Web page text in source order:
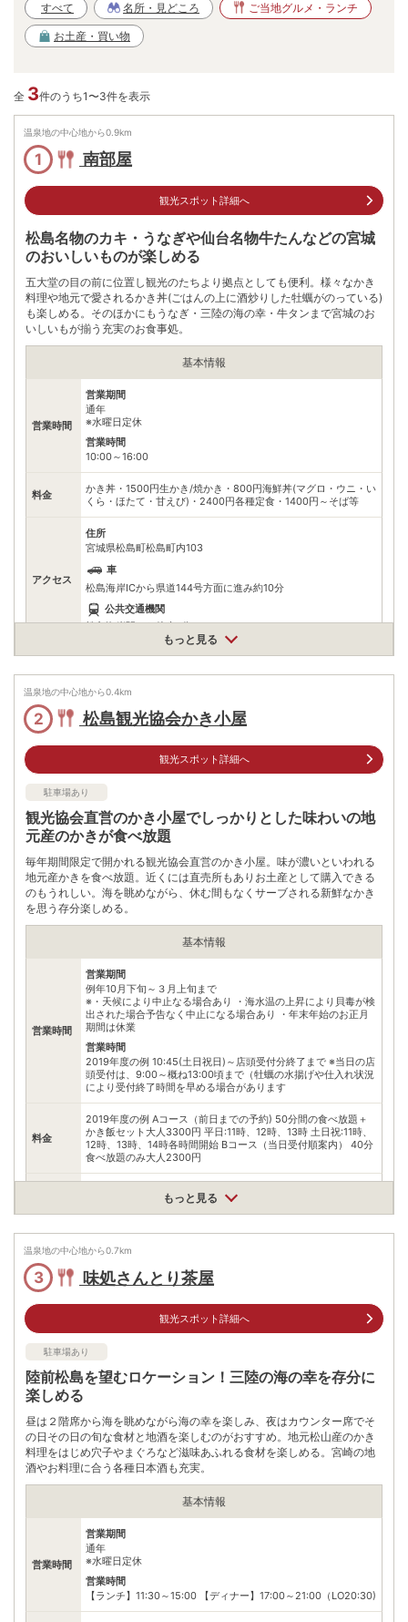
すべて 名所・見どころ ご当地グルメ・ランチ
お土産・買い物
全 3件のうち1〜3件を表示
温泉地の中心地から0.9km
1 南部屋
観光スポット詳細へ
松島名物のカキ・うなぎや仙台名物牛たんなどの宮城
のおいしいものが楽しめる
五大堂の目の前に位置し観光のたちより拠点としても便利。様々なかき
料理や地元で愛されるかき丼(ごはんの上に酒炒りした牡蠣がのっている)
も楽しめる。そのほかにもうなぎ・三陸の海の幸・牛タンまで宮城のお
いしいもが揃う充実のお食事処。
基本情報
営業時間
営業期間
通年
※水曜日定休
営業時間
10:00～16:00
料金
かき丼・1500円生かき/焼かき・800円海鮮丼(マグロ・ウニ・い
くら・ほたて・甘えび)・2400円各種定食・1400円～そば等
アクセス
住所
宮城県松島町松島町内103
車
松島海岸ICから県道144号方面に進み約10分
公共交通機関
松島海岸駅から徒歩7分
駐車場 情報なし
電話番号 0223542624
※ 掲載情報は変更になる場合があります。最新の内容はご利用前にご自身でお
問合せください。
※ 料金情報は税込・税抜表記が混ざっております。正しい金額はご利用前にご
自身でお問合せください。
もっと見る
温泉地の中心地から0.4km
2 松島観光協会かき小屋
観光スポット詳細へ
駐車場あり
観光協会直営のかき小屋でしっかりとした味わいの地
元産のかきが食べ放題
毎年期間限定で開かれる観光協会直営のかき小屋。味が濃いといわれる
地元産かきを食べ放題。近くには直売所もありお土産として購入できる
のもうれしい。海を眺めながら、休む間もなくサーブされる新鮮なかき
を思う存分楽しめる。
基本情報
営業時間
営業期間
例年10月下旬～３月上旬まで
※・天候により中止なる場合あり ・海水温の上昇により貝毒が検
出された場合予告なく中止になる場合あり ・年末年始のお正月
期間は休業
営業時間
2019年度の例 10:45(土日祝日)～店頭受付分終了まで ※当日の店
頭受付は、9:00～概ね13:00頃まで（牡蠣の水揚げや仕入れ状況
により受付終了時間を早める場合があります
料金
2019年度の例 Aコース（前日までの予約) 50分間の食べ放題＋
かき飯セット大人3300円 平日:11時、12時、13時 土日祝:11時、
12時、13時、14時各時間開始 Bコース（当日受付順案内） 40分
食べ放題のみ大人2300円
アクセス
宮城県松島町松島東浜12-1
松島海岸ICから県道144号方面と国道45号を進み約10分
JR松島駅から徒歩約15分
ホテル海風土近く
電話番号 0223533208
※ 掲載情報は変更になる場合があります。最新の内容はご利用前にご自身でお
問合せください。
※ 料金情報は税込・税抜表記が混ざっております。正しい金額はご利用前にご
自身でお問合せください。
もっと見る
温泉地の中心地から0.7km
3 味処さんとり茶屋
観光スポット詳細へ
駐車場あり
陸前松島を望むロケーション！三陸の海の幸を存分に
楽しめる
昼は２階席から海を眺めながら海の幸を楽しみ、夜はカウンター席でそ
の日その日の旬な食材と地酒を楽しむのがおすすめ。地元松山産のかき
料理をはじめ穴子やまぐろなど滋味あふれる食材を楽しめる。宮崎の地
酒やお料理に合う各種日本酒も充実。
基本情報
営業時間
営業期間
通年
※水曜日定休
営業時間
【ランチ】11:30～15:00 【ディナー】17:00～21:00（LO20:30)